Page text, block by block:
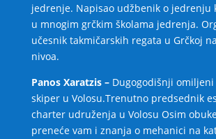
jedrenje. Napisao udžbenik o jedrenju
u mnogim grčkim školama jedrenja.
učesnik takmičarskih regata u Grčkoj
nivoa.
Panos Xaratzis – Dugogodišnji
skiper u Volosu.Trenutno predsednik
charter udruženja u Volosu Osim
preneće vam i znanja o mehanici na